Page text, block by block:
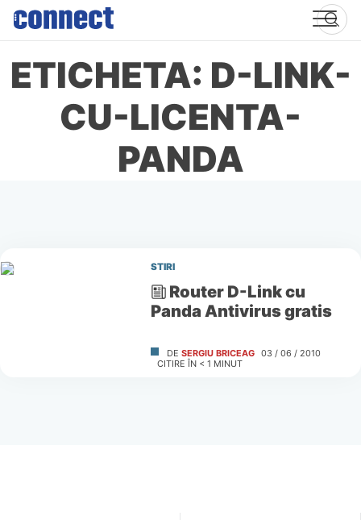
Skip
content
ETICHETA: D-LINK-
CU-LICENTA-
PANDA
STIRI
Router D-Link cu
Panda Antivirus gratis
DE SERGIU BRICEAG 03 / 06 / 2010
CITIRE ÎN < 1 MINUT